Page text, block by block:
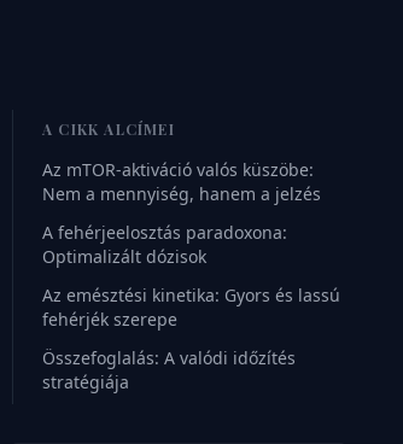
A CIKK ALCÍMEI
Az mTOR-aktiváció valós küszöbe:
Nem a mennyiség, hanem a jelzés
A fehérjeelosztás paradoxona:
Optimalizált dózisok
Az emésztési kinetika: Gyors és lassú
fehérjék szerepe
Összefoglalás: A valódi időzítés
stratégiája